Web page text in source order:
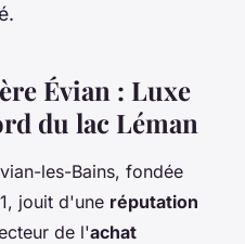
Évian : Luxe
du lac Léman
les-Bains, fondée
jouit d'une réputation
de l'achat